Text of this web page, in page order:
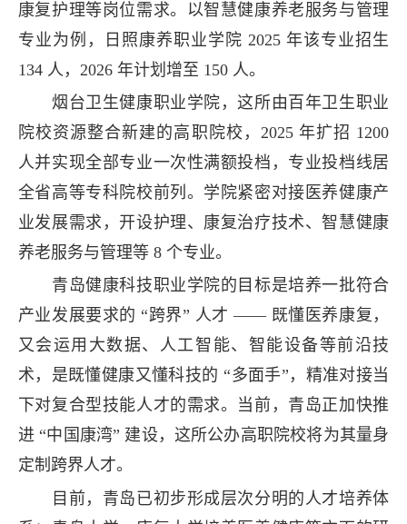
康复护理等岗位需求。以智慧健康养老服务与管理
专业为例，日照康养职业学院 2025 年该专业招生
134 人，2026 年计划增至 150 人。
烟台卫生健康职业学院，这所由百年卫生职业
院校资源整合新建的高职院校，2025 年扩招 1200
人并实现全部专业一次性满额投档，专业投档线居
全省高等专科院校前列。学院紧密对接医养健康产
业发展需求，开设护理、康复治疗技术、智慧健康
养老服务与管理等 8 个专业。
青岛健康科技职业学院的目标是培养一批符合
产业发展要求的 “跨界” 人才 —— 既懂医养康复，
又会运用大数据、人工智能、智能设备等前沿技
术，是既懂健康又懂科技的 “多面手”，精准对接当
下对复合型技能人才的需求。当前，青岛正加快推
进 “中国康湾” 建设，这所公办高职院校将为其量身
定制跨界人才。
目前，青岛已初步形成层次分明的人才培养体